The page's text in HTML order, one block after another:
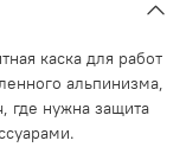
каска для работ
альпинизма,
где нужна защита